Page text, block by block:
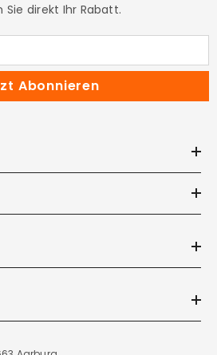
Sie direkt Ihr Rabatt.
Abonnieren